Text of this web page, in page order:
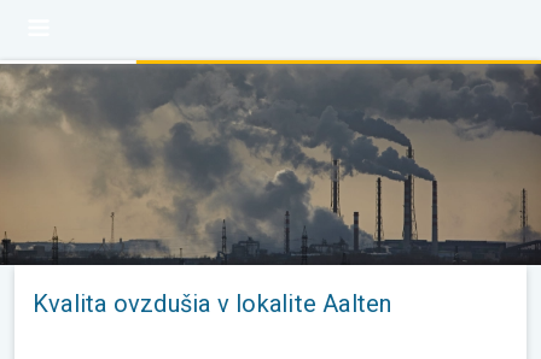
Kvalita ovzdušia v lokalite Aalten